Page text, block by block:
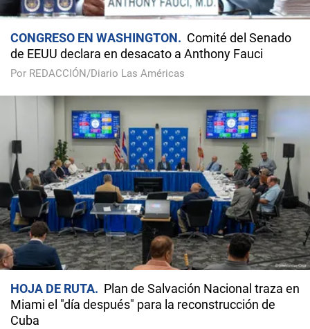
CONGRESO EN WASHINGTON
Comité del Senado
de EEUU declara en desacato a Anthony Fauci
Por REDACCIÓN/Diario Las Américas
HOJA DE RUTA
Plan de Salvación Nacional traza en
Miami el "día después" para la reconstrucción de
Cuba